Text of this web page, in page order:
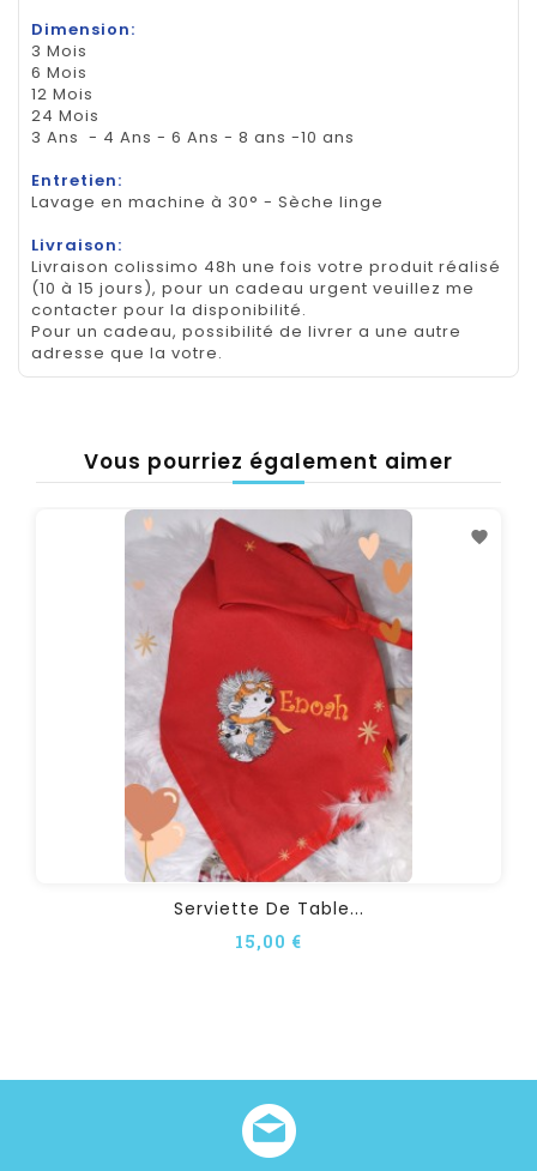
Dimension:
3 Mois
6 Mois
12 Mois
24 Mois
3 Ans - 4 Ans - 6 Ans - 8 ans -10 ans
Entretien:
Lavage en machine à 30° - Sèche linge
Livraison:
Livraison colissimo 48h une fois votre produit réalisé
(10 à 15 jours), pour un cadeau urgent veuillez me
contacter pour la disponibilité.
Pour un cadeau, possibilité de livrer a une autre
adresse que la votre.
Vous pourriez également aimer
Serviette De Table...
15,00 €